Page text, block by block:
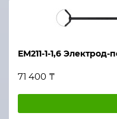
ЕМ211-1-1,6 Электрод-
71 400 ₸